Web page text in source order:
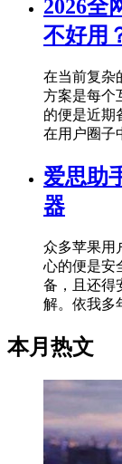
2026全
不好用
在当前复杂
方案是每个
的便是近期
在用户圈子
爱思助
器
众多苹果用
心的便是安
备，且还得
解。依我多
本月热文